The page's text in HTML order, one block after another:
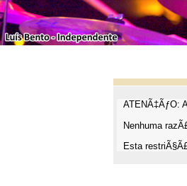
ATENÃ‡ÃƒO:
Nenhuma
Esta